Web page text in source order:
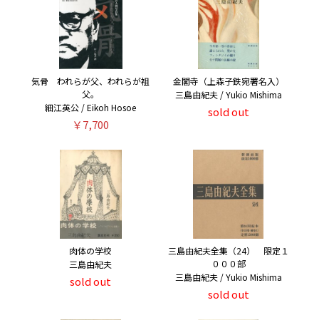
気骨 われらが父、われらが祖
父。
細江英公 / Eikoh Hosoe
￥7,700
金閣寺（上森子鉄宛署名入）
三島由紀夫 / Yukio Mishima
sold out
肉体の学校
三島由紀夫
sold out
三島由紀夫全集（24） 限定１
０００部
三島由紀夫 / Yukio Mishima
sold out